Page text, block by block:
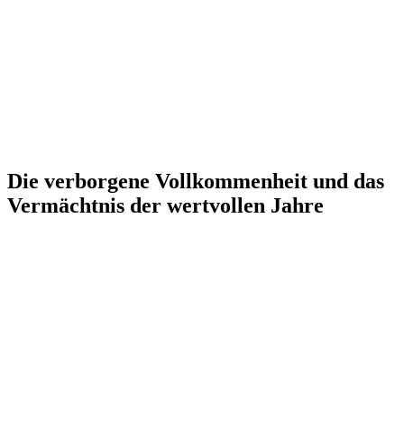
Die verborgene Vollkommenheit und das
Vermächtnis der wertvollen Jahre